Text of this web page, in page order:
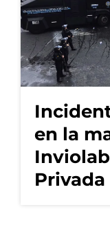
en la
Privada